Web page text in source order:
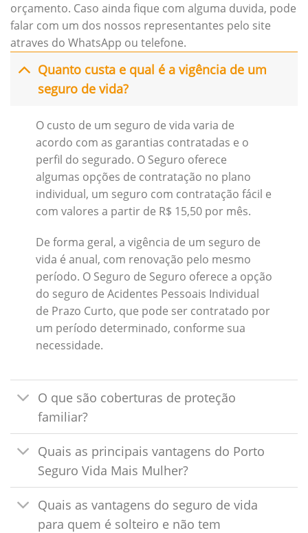
orçamento. Caso ainda fique com alguma duvida, pode
falar com um dos nossos representantes pelo site
atraves do WhatsApp ou telefone.
Quanto custa e qual é a vigência de um
seguro de vida?
O custo de um seguro de vida varia de
acordo com as garantias contratadas e o
perfil do segurado. O Seguro oferece
algumas opções de contratação no plano
individual, um seguro com contratação fácil e
com valores a partir de R$ 15,50 por mês.
De forma geral, a vigência de um seguro de
vida é anual, com renovação pelo mesmo
período. O Seguro de Seguro oferece a opção
do seguro de Acidentes Pessoais Individual
de Prazo Curto, que pode ser contratado por
um período determinado, conforme sua
necessidade.
O que são coberturas de proteção
familiar?
Quais as principais vantagens do Porto
Seguro Vida Mais Mulher?
Quais as vantagens do seguro de vida
para quem é solteiro e não tem